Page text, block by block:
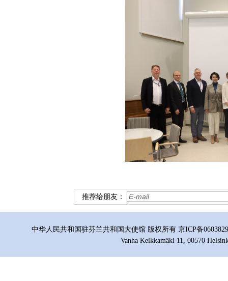
推荐给朋友：
中华人民共和国驻芬兰共和国大使馆 版权所有 京ICP备
Vanha Kelkkamäki 11, 00570